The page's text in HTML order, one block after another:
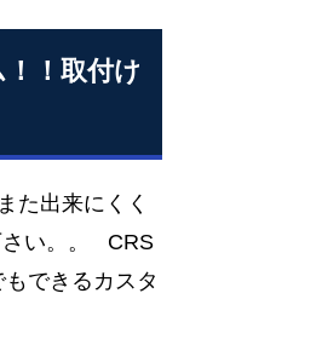
！取付け
た出来にくく
さい。。 CRS
できるカスタ